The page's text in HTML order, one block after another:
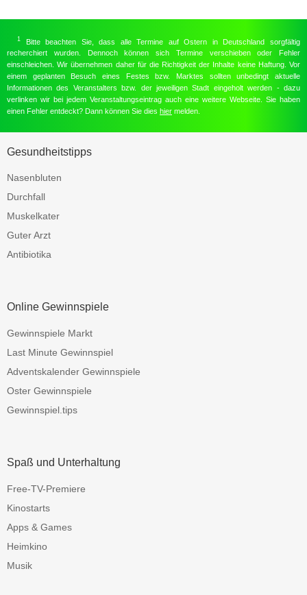
1
Bitte beachten Sie, dass alle Termine auf Ostern in Deutschland sorgfältig
recherchiert wurden. Dennoch können sich Termine verschieben oder Fehler
einschleichen. Wir übernehmen daher für die Richtigkeit der Inhalte keine Haftung. Vor
einem geplanten Besuch eines Festes bzw. Marktes sollten unbedingt aktuelle
Informationen des Veranstalters bzw. der jeweiligen Stadt eingeholt werden - dazu
verlinken wir bei jedem Veranstaltungseintrag auch eine weitere Webseite. Sie haben
einen Fehler entdeckt? Dann können Sie dies hier melden.
Gesundheitstipps
Nasenbluten
Durchfall
Muskelkater
Guter Arzt
Antibiotika
Online Gewinnspiele
Gewinnspiele Markt
Last Minute Gewinnspiel
Adventskalender Gewinnspiele
Oster Gewinnspiele
Gewinnspiel.tips
Spaß und Unterhaltung
Free-TV-Premiere
Kinostarts
Apps & Games
Heimkino
Musik